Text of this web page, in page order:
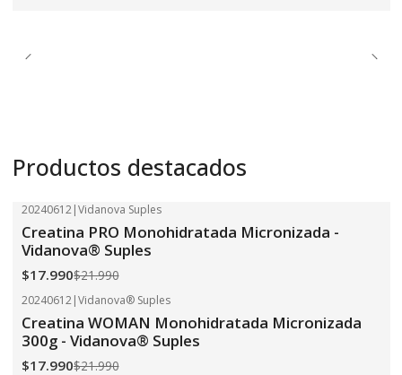
Productos destacados
-18% OFF
20240612|Vidanova Suples
Creatina PRO Monohidratada Micronizada -
Vidanova® Suples
$17.990$21.990
-18% OFF
20240612|Vidanova® Suples
Creatina WOMAN Monohidratada Micronizada
300g - Vidanova® Suples
$17.990$21.990